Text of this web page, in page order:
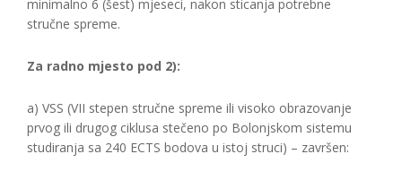
minimalno 6 (šest) mjeseci, nakon sticanja potrebne
stručne spreme.
Za radno mjesto pod 2):
a) VSS (VII stepen stručne spreme ili visoko obrazovanje
prvog ili drugog ciklusa stečeno po Bolonjskom sistemu
studiranja sa 240 ECTS bodova u istoj struci) – završen: